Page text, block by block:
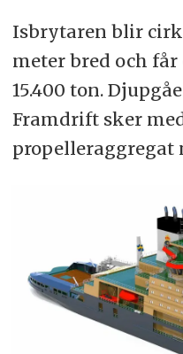
Isbrytaren blir
meter bred och
15.400 ton.
Framdrift sker
propelleraggregat